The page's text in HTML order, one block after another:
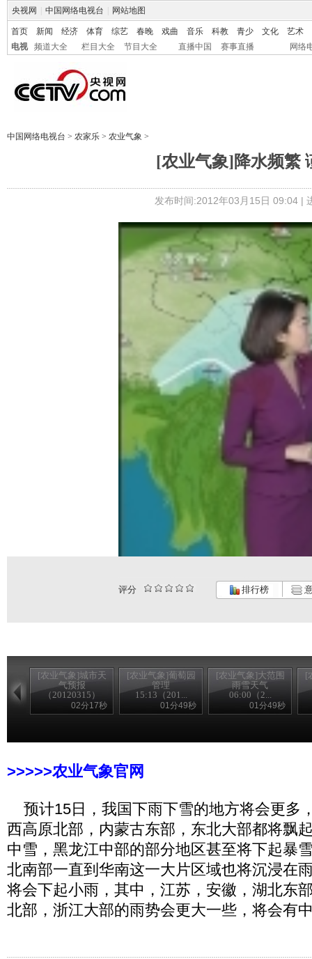
央视网 中国网络电视台 网站地图
首页 新闻 经济 体育 综艺 春晚 戏曲 音乐 科教 青少 文化
艺术
电视
频道大全 栏目大全 节目大全 直播中国 赛事直播 网络
中国网络电视台 > 农家乐 > 农业气象 >
[农业气象]降水频繁
发布时间:2012年03月15日 09:04 |
评分 排行榜
[农业气象]城市天
气预报
（20120315）
02分17秒
[农业气象]葡萄园
管理
15:13（201...
01分49秒
[农业气象]大范围
雨雪天气
06:00（2...
01分49秒
[
>>>>>农业气象官网
预计15日，我国下雨下雪的地方将会更多
西高原北部，内蒙古东部，东北大部都将飘
中雪，黑龙江中部的部分地区甚至将下起暴
北南部一直到华南这一大片区域也将沉浸在
将会下起小雨，其中，江苏，安徽，湖北东
北部，浙江大部的雨势会更大一些，将会有